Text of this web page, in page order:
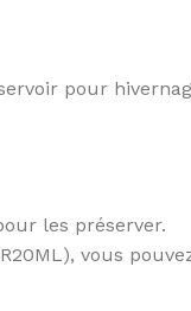
pour
les préserver.
vous